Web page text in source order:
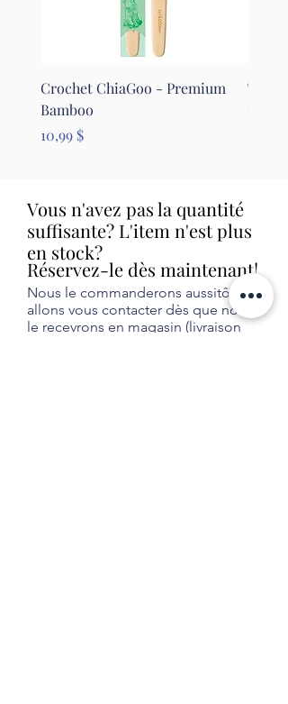
Crochet ChiaGoo - Premium
Bamboo
Prix
10,99 $
Tapis
Clover
Vous n'avez pas la quantité
suffisante? L'item n'est plus
en stock?
Réservez-le dès maintenant!
Nous le commanderons aussitôt et
allons vous contacter dès que nous
le recevrons en magasin (livraison